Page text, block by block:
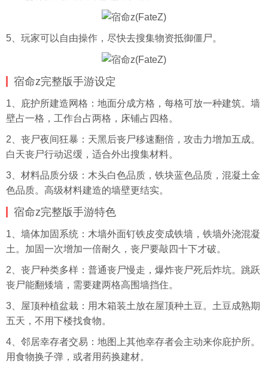
5、玩家可以自由操作，尽快去搜集物资抵御僵尸。
宿命z完整版手游设定
1、庇护所建造网格：地面分成方格，每格可放一种建筑。墙
壁占一格，工作台占两格，床铺占四格。
2、丧尸夜间狂暴：天黑后丧尸移速翻倍，攻击力增加五成。
白天丧尸行动迟缓，适合外出搜集材料。
3、材料品质分级：木头白色品质，铁块蓝色品质，混凝土金
色品质。高级材料建造的墙壁更结实。
宿命z完整版手游特色
1、墙体加固系统：木墙外面钉铁皮变成铁墙，铁墙外浇混凝
土。加固一次增加一倍耐久，丧尸要敲四十下才破。
2、丧尸种类多样：普通丧尸慢走，爆炸丧尸死后炸坑。跳跃
丧尸能翻矮墙，需要建两格高围墙挡住。
3、屋顶种植盆栽：用木箱装土放在屋顶种土豆。土豆成熟期
五天，不用下楼找食物。
4、邻居幸存者交易：地图上其他幸存者会主动来你庇护所。
用食物换子弹，或者用药换建材。